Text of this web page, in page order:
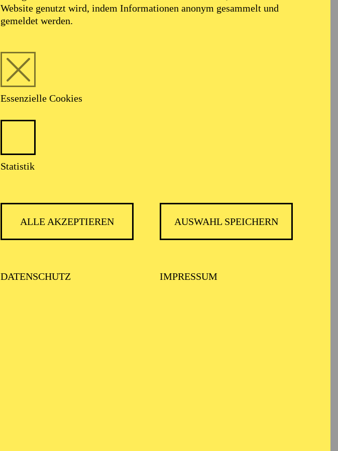
Website genutzt wird, indem Informationen anonym gesammelt und
gemeldet werden.
Essenzielle Cookies
Statistik
ALLE AKZEPTIEREN AUSWAHL SPEICHERN
DATENSCHUTZ IMPRESSUM
PHILHARMONIE ESSEN